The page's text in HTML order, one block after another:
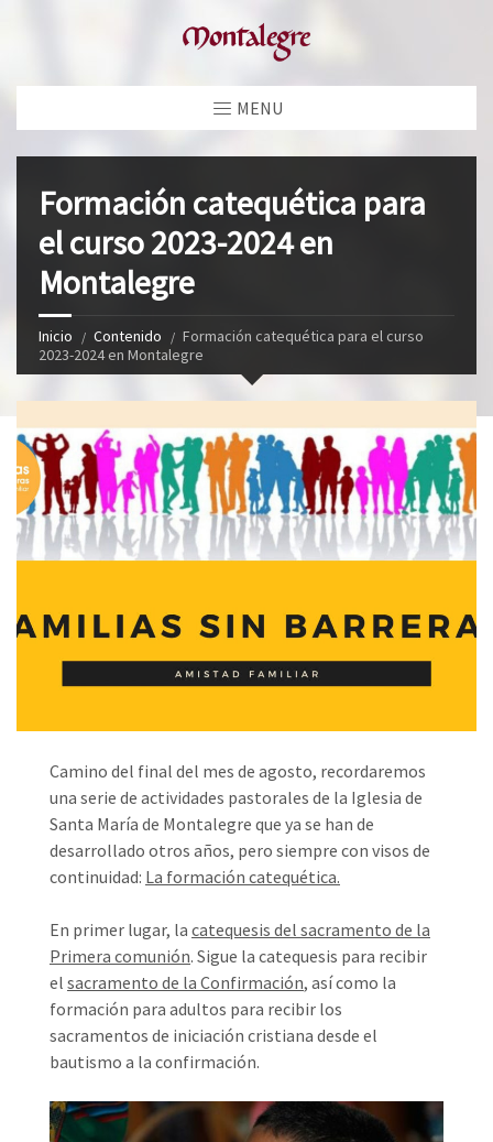
MENU
Formación catequética para
el curso 2023-2024 en
Montalegre
Inicio Contenido
Formación catequética para el curso
2023-2024 en Montalegre
Camino del final del mes de agosto, recordaremos
una serie de actividades pastorales de la Iglesia de
Santa María de Montalegre que ya se han de
desarrollado otros años, pero siempre con visos de
continuidad: La formación catequética.
En primer lugar, la catequesis del sacramento de la
Primera comunión. Sigue la catequesis para recibir
el sacramento de la Confirmación, así como la
formación para adultos para recibir los
sacramentos de iniciación cristiana desde el
bautismo a la confirmación.